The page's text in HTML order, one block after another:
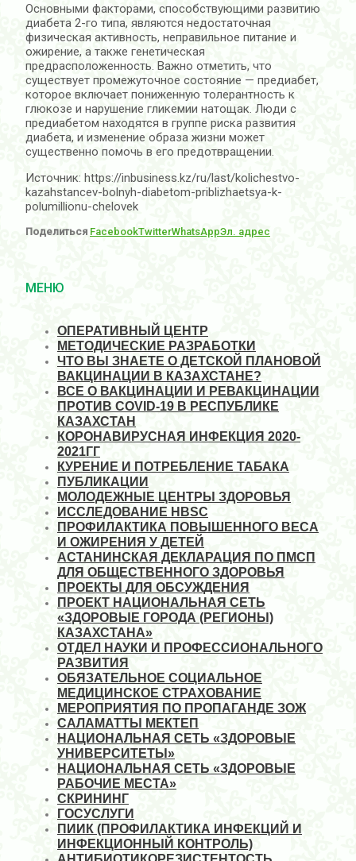
Основными факторами, способствующими развитию
диабета 2-го типа, являются недостаточная
физическая активность, неправильное питание и
ожирение, а также генетическая
предрасположенность. Важно отметить, что
существует промежуточное состояние — предиабет,
которое включает пониженную толерантность к
глюкозе и нарушение гликемии натощак. Люди с
предиабетом находятся в группе риска развития
диабета, и изменение образа жизни может
существенно помочь в его предотвращении.
Источник: https://inbusiness.kz/ru/last/kolichestvo-
kazahstancev-bolnyh-diabetom-priblizhaetsya-k-
polumillionu-chelovek
Поделиться FacebookTwitterWhatsAppЭл. адрес
МЕНЮ
ОПЕРАТИВНЫЙ ЦЕНТР
МЕТОДИЧЕСКИЕ РАЗРАБОТКИ
ЧТО ВЫ ЗНАЕТЕ О ДЕТСКОЙ ПЛАНОВОЙ
ВАКЦИНАЦИИ В КАЗАХСТАНЕ?
ВСЕ О ВАКЦИНАЦИИ И РЕВАКЦИНАЦИИ
ПРОТИВ COVID-19 В РЕСПУБЛИКЕ
КАЗАХСТАН
КОРОНАВИРУСНАЯ ИНФЕКЦИЯ 2020-
2021ГГ
КУРЕНИЕ И ПОТРЕБЛЕНИЕ ТАБАКА
ПУБЛИКАЦИИ
МОЛОДЕЖНЫЕ ЦЕНТРЫ ЗДОРОВЬЯ
ИССЛЕДОВАНИЕ HBSC
ПРОФИЛАКТИКА ПОВЫШЕННОГО ВЕСА
И ОЖИРЕНИЯ У ДЕТЕЙ
АСТАНИНСКАЯ ДЕКЛАРАЦИЯ ПО ПМСП
ДЛЯ ОБЩЕСТВЕННОГО ЗДОРОВЬЯ
ПРОЕКТЫ ДЛЯ ОБСУЖДЕНИЯ
ПРОЕКТ НАЦИОНАЛЬНАЯ СЕТЬ
«ЗДОРОВЫЕ ГОРОДА (РЕГИОНЫ)
КАЗАХСТАНА»
ОТДЕЛ НАУКИ И ПРОФЕССИОНАЛЬНОГО
РАЗВИТИЯ
ОБЯЗАТЕЛЬНОЕ СОЦИАЛЬНОЕ
МЕДИЦИНСКОЕ СТРАХОВАНИЕ
МЕРОПРИЯТИЯ ПО ПРОПАГАНДЕ ЗОЖ
САЛАМАТТЫ МЕКТЕП
НАЦИОНАЛЬНАЯ СЕТЬ «ЗДОРОВЫЕ
УНИВЕРСИТЕТЫ»
НАЦИОНАЛЬНАЯ СЕТЬ «ЗДОРОВЫЕ
РАБОЧИЕ МЕСТА»
СКРИНИНГ
ГОСУСЛУГИ
ПИИК (ПРОФИЛАКТИКА ИНФЕКЦИЙ И
ИНФЕКЦИОННЫЙ КОНТРОЛЬ)